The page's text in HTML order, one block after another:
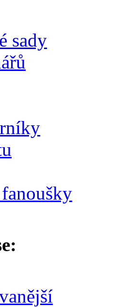
sady
fanoušky